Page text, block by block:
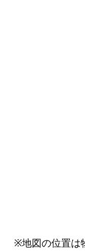
※地図の位置は